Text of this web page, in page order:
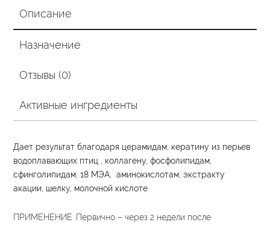
Описание
Назначение
Отзывы (0)
Активные ингредиенты
Дает результат благодаря церамидам, кератину из перьев
водоплавающих птиц , коллагену, фосфолипидам,
сфинголипидам, 18 МЭА, аминокислотам, экстракту
акации, шелку, молочной кислоте
ПРИМЕНЕНИЕ: Первично – через 2 недели после